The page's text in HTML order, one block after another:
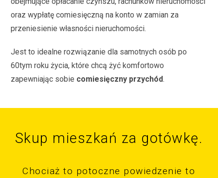
oraz wypłatę comiesięczną na konto w zamian za
przeniesienie własności nieruchomości.
Jest to idealne rozwiązanie dla samotnych osób po
60tym roku życia, które chcą żyć komfortowo
zapewniając sobie comiesięczny przychód.
Skup mieszkań za gotówkę.
Chociaż to potoczne powiedzenie to